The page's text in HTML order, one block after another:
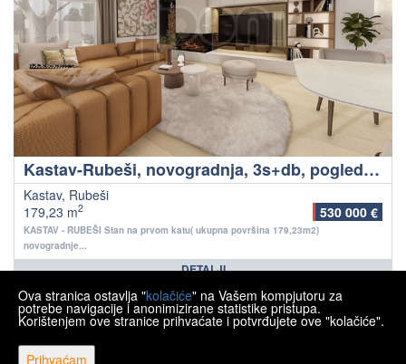
Kastav-Rubeši, novogradnja, 3s+db, pogled na Opatiju
Kastav, Rubeši
179,23 m2 530 000 €
KASTAV - RUBEŠI Stan na prvom katu( ukupna površina 179,23m2)
novogradnje...
DETALJI
<< < 3 4 5 6 7 8 9 >
Ova stranica ostavlja "kolačiće" na Vašem kompjutoru za
potrebe navigacije i anonimizirane statistike pristupa.
Korištenjem ove stranice prihvaćate i potvrđujete ove "kolačiće".
Prihvaćam